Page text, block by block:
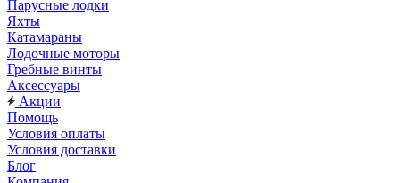
Парусные лодки
Яхты
Катамараны
Лодочные моторы
Гребные винты
Аксессуары
Акции
Помощь
Условия оплаты
Условия доставки
Блог